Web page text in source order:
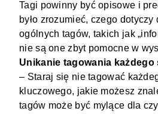
Tagi powinny być opisowe i
było zrozumieć, czego
ogólnych tagów, takich jak
nie są one zbyt pomocne w
Unikanie tagowania każdego
– Staraj się nie tagować
kluczowego, jakie możesz
tagów może być mylące dla